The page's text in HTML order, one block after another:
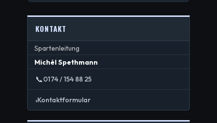
KONTAKT
Spartenleitung
Michèl Spethmann
📞0174 / 154 88 25
›Kontaktformular